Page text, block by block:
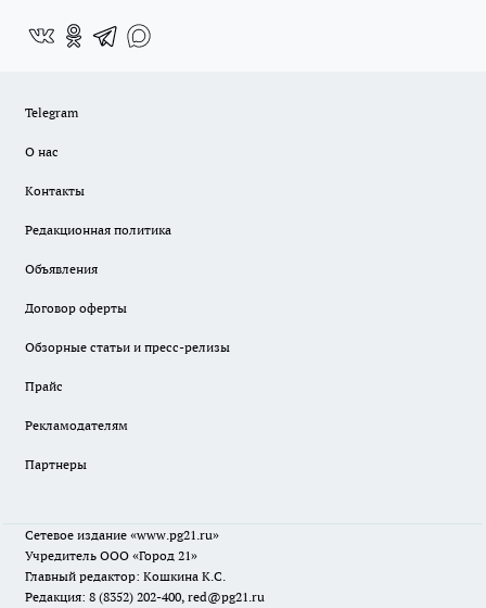
Telegram
О нас
Контакты
Редакционная политика
Объявления
Договор оферты
Обзорные статьи и пресс-релизы
Прайс
Рекламодателям
Партнеры
Сетевое издание «www.pg21.ru»
Учредитель ООО «Город 21»
Главный редактор: Кошкина К.С.
Редакция: 8 (8352) 202-400, red@pg21.ru